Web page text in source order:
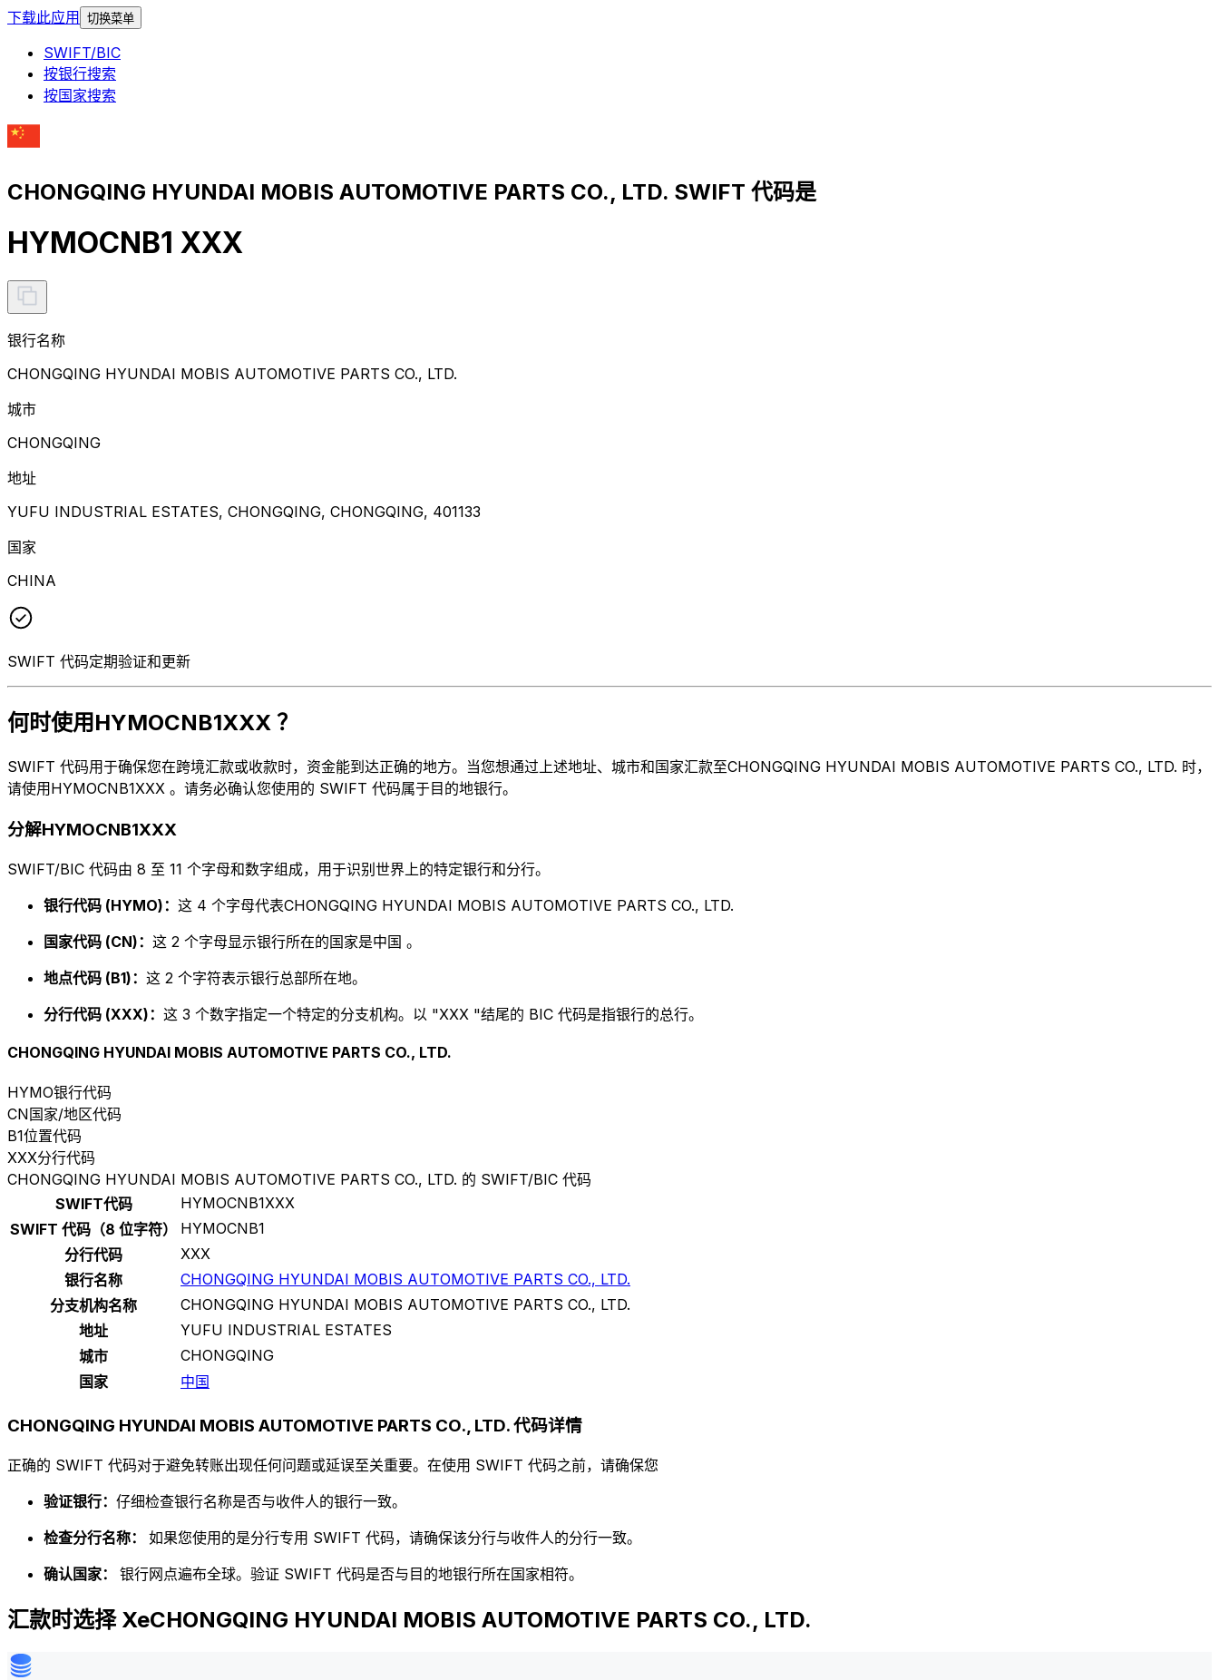
下载此应用 切换菜单
SWIFT/BIC
按银行搜索
按国家搜索
CHONGQING HYUNDAI MOBIS AUTOMOTIVE PARTS CO., LTD. SWIFT 代码是
HYMOCNB1 XXX
银行名称
CHONGQING HYUNDAI MOBIS AUTOMOTIVE PARTS CO., LTD.
城市
CHONGQING
地址
YUFU INDUSTRIAL ESTATES, CHONGQING, CHONGQING, 401133
国家
CHINA
SWIFT 代码定期验证和更新
何时使用HYMOCNB1XXX ？
SWIFT 代码用于确保您在跨境汇款或收款时，资金能到达正确的地方。当您想通过上述地址、城市和国家汇款至CHONGQING HYUNDAI MOBIS AUTOMOTIVE PARTS CO., LTD. 时，
请使用HYMOCNB1XXX 。请务必确认您使用的 SWIFT 代码属于目的地银行。
分解HYMOCNB1XXX
SWIFT/BIC 代码由 8 至 11 个字母和数字组成，用于识别世界上的特定银行和分行。
银行代码 (HYMO)： 这 4 个字母代表CHONGQING HYUNDAI MOBIS AUTOMOTIVE PARTS CO., LTD.
国家代码 (CN)： 这 2 个字母显示银行所在的国家是中国 。
地点代码 (B1)： 这 2 个字符表示银行总部所在地。
分行代码 (XXX)： 这 3 个数字指定一个特定的分支机构。以 "XXX "结尾的 BIC 代码是指银行的总行。
CHONGQING HYUNDAI MOBIS AUTOMOTIVE PARTS CO., LTD.
HYMO银行代码
CN国家/地区代码
B1位置代码
XXX分行代码
CHONGQING HYUNDAI MOBIS AUTOMOTIVE PARTS CO., LTD. 的 SWIFT/BIC 代码
SWIFT代码
HYMOCNB1XXX
SWIFT 代码（8 位字符）
HYMOCNB1
分行代码
XXX
银行名称
CHONGQING HYUNDAI MOBIS AUTOMOTIVE PARTS CO., LTD.
分支机构名称
CHONGQING HYUNDAI MOBIS AUTOMOTIVE PARTS CO., LTD.
地址
YUFU INDUSTRIAL ESTATES
城市
CHONGQING
国家
中国
CHONGQING HYUNDAI MOBIS AUTOMOTIVE PARTS CO., LTD. 代码详情
正确的 SWIFT 代码对于避免转账出现任何问题或延误至关重要。在使用 SWIFT 代码之前，请确保您
验证银行： 仔细检查银行名称是否与收件人的银行一致。
检查分行名称： 如果您使用的是分行专用 SWIFT 代码，请确保该分行与收件人的分行一致。
确认国家： 银行网点遍布全球。验证 SWIFT 代码是否与目的地银行所在国家相符。
汇款时选择 XeCHONGQING HYUNDAI MOBIS AUTOMOTIVE PARTS CO., LTD.